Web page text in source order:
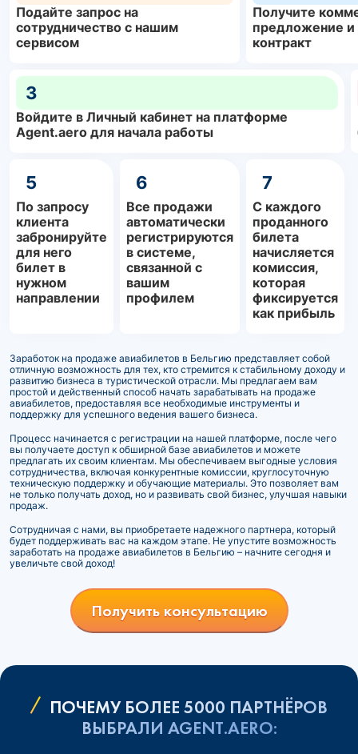
Подайте запрос на
сотрудничество с нашим
сервисом
Получите
предложение и
контракт
3
Войдите в Личный кабинет на платформе
Agent.aero для начала работы
5
По запросу
клиента
забронируйте
для него
билет в
нужном
направлении
6
Все продажи
автоматически
регистрируются
в системе,
связанной с
вашим
профилем
7
С каждого
проданного
билета
начисляется
комиссия,
которая
фиксируется
как прибыль
Заработок на продаже авиабилетов в Бельгию представляет собой
отличную возможность для тех, кто стремится к стабильному доходу и
развитию бизнеса в туристической отрасли. Мы предлагаем вам
простой и действенный способ начать зарабатывать на продаже
авиабилетов, предоставляя все необходимые инструменты и
поддержку для успешного ведения вашего бизнеса.
Процесс начинается с регистрации на нашей платформе, после чего
вы получаете доступ к обширной базе авиабилетов и можете
предлагать их своим клиентам. Мы обеспечиваем выгодные условия
сотрудничества, включая конкурентные комиссии, круглосуточную
техническую поддержку и обучающие материалы. Это позволяет вам
не только получать доход, но и развивать свой бизнес, улучшая навыки
продаж.
Сотрудничая с нами, вы приобретаете надежного партнера, который
будет поддерживать вас на каждом этапе. Не упустите возможность
заработать на продаже авиабилетов в Бельгию – начните сегодня и
увеличьте свой доход!
Получить консультацию
ПОЧЕМУ БОЛЕЕ 5000 ПАРТНЁРОВ
ВЫБРАЛИ AGENT.AERO: